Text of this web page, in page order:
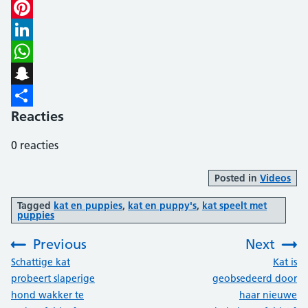
Email
Pinterest
LinkedIn
WhatsApp
Snapchat
Delen
Reacties
0 reacties
Posted in Videos
Tagged kat en puppies, kat en puppy's, kat speelt met
puppies
Previous
:Schattige kat
probeert slaperige
hond wakker te
Next
Kat is
geobsedeerd door
haar nieuwe